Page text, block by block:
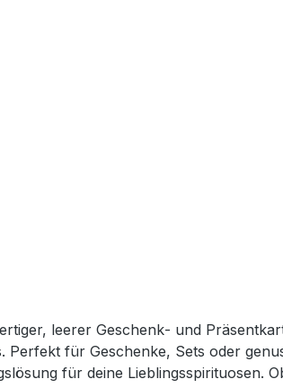
leerer Geschenk‑ und
Sets oder genussvolle Überraschungen. Der